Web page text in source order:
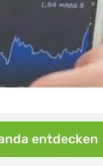
entdecken